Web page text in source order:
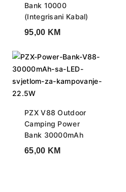
Bank 10000
(Integrisani Kabal)
95,00 KM
PZX V88 Outdoor
Camping Power
Bank 30000mAh
65,00 KM